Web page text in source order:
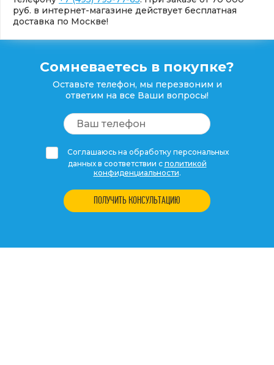
руб. в интернет-магазине действует бесплатная
доставка по Москве!
Сомневаетесь в покупке?
Оставьте телефон, мы перезвоним и
ответим на все Ваши вопросы!
Соглашаюсь на обработку персональных
данных в соответствии с политикой
конфиденциальности.
ПОЛУЧИТЬ КОНСУЛЬТАЦИЮ